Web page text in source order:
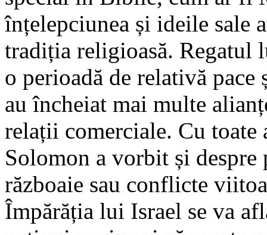
înțelepciunea și ideile sale
tradiția religioasă. Regatul
o perioadă de relativă
au încheiat mai multe
relații comerciale. Cu toate
Solomon a vorbit și
războaie sau conflicte
Împărăția lui Israel se va